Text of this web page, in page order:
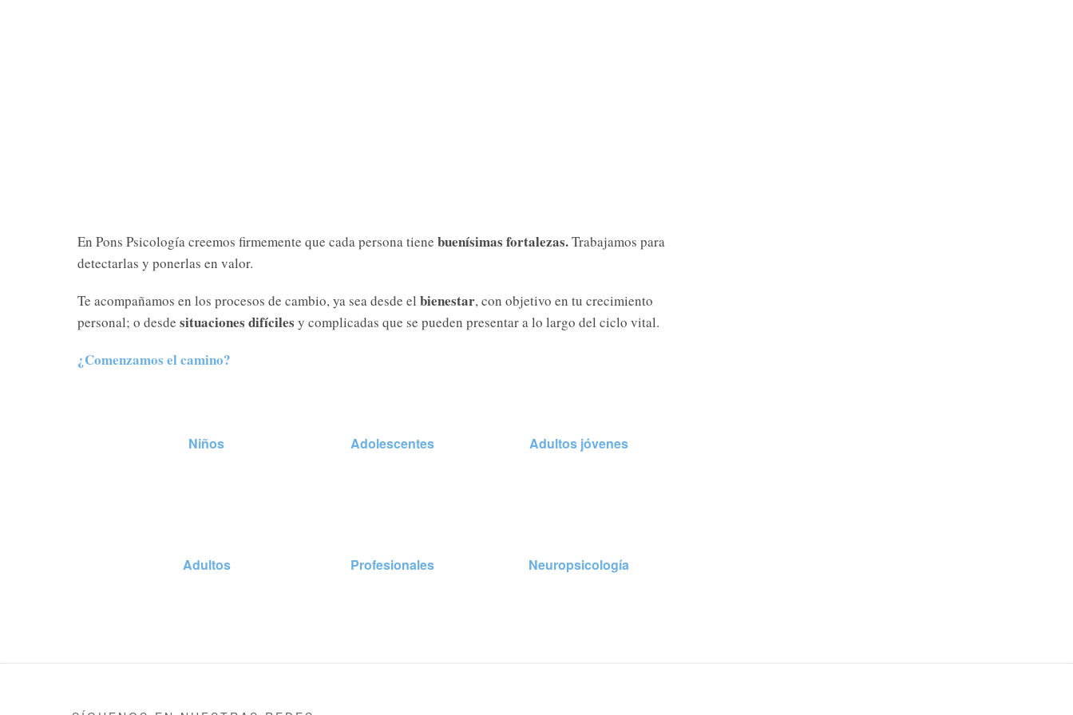
En Pons Psicología creemos firmemente que cada persona tiene buenísimas fortalezas.Trabajamos para
detectarlas y ponerlas en valor.
Te acompañamos en los procesos de cambio, ya sea desde el bienestar, con objetivo en tu crecimiento
personal; o desde situaciones difíciles y complicadas que se pueden presentar a lo largo del ciclo vital.
¿Comenzamos el camino?
Niños Adolescentes Adultos jóvenes
Adultos Profesionales Neuropsicología